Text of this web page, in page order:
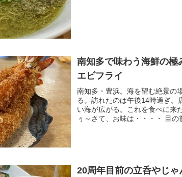
南知多で味わう海鮮の
エビフライ
南知多・豊浜。海を望む絶景の
る。訪れたのは午後14時過ぎ。
い海が広がる。これを食べに来
ぅ～さて、お味は・・・・ 目の
20周年目前の立呑やじ